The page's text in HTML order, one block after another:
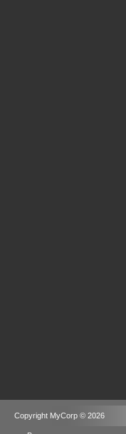
Copyright MyCorp © 2026